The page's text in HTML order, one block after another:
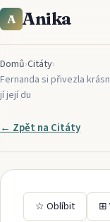
A Anika
Domů›Citáty›
Fernanda si přivezla
jí její du
← Zpět na Citáty
☆ Oblíbit ⊞